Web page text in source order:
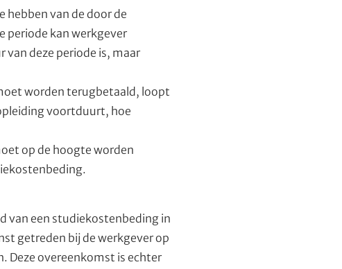
hebben van de door de
periode kan werkgever
deze periode is, maar
worden terugbetaald, loopt
voortduurt, hoe
op de hoogte worden
van een studiekostenbeding in
getreden bij de werkgever op
Deze overeenkomst is echter